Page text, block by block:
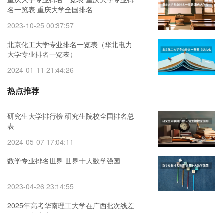
名一览表 重庆大学全国排名
2023-10-25 00:37:57
北京化工大学专业排名一览表（华北电力
大学专业排名一览表）
2024-01-11 21:44:26
热点推荐
研究生大学排行榜 研究生院校全国排名总
表
2024-05-07 17:04:11
数学专业排名世界 世界十大数学强国
2023-04-26 23:14:55
2025年高考华南理工大学在广西批次线差